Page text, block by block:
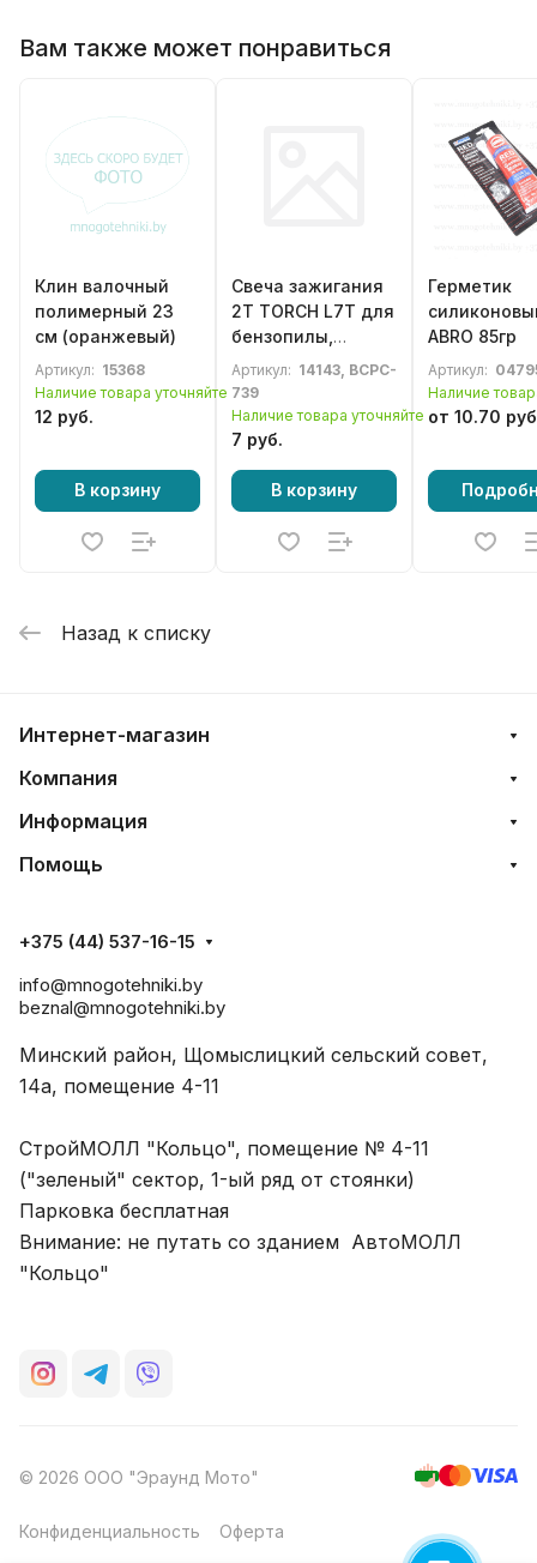
Вам также может понравиться
Клин валочный
полимерный 23
см (оранжевый)
Артикул: 15368
Наличие товара уточняйте
12 руб.
В корзину
Свеча зажигания
2Т TORCH L7T для
бензопилы,
бензотриммера,
газонокосилки
Артикул: 14143, BCPC-
739
Наличие товара уточняйте
7 руб.
В корзину
Герметик
ABRO 85гр
Артикул:
Наличие
от 10.70
Назад к списку
Интернет-магазин
Компания
Информация
Помощь
+375 (44) 537-16-15
info@mnogotehniki.by
beznal@mnogotehniki.by
Минский район, Щомыслицкий сельский совет,
14а, помещение 4-11
СтройМОЛЛ "Кольцо", помещение № 4-11
("зеленый" сектор, 1-ый ряд от стоянки)
Парковка бесплатная
Внимание: не путать со зданием АвтоМОЛЛ
"Кольцо"
© 2026 ООО "Эраунд Мото"
Конфиденциальность Оферта